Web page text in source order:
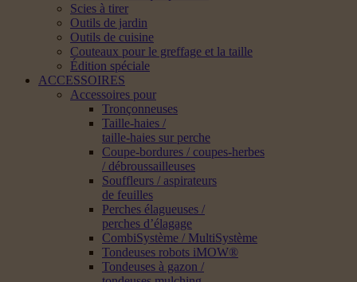
Scies à tirer
Outils de jardin
Outils de cuisine
Couteaux pour le greffage et la taille
Édition spéciale
ACCESSOIRES
Accessoires pour
Tronçonneuses
Taille-haies /
taille-haies sur perche
Coupe-bordures / coupes-herbes
/ débroussailleuses
Souffleurs / aspirateurs
de feuilles
Perches élagueuses /
perches d’élagage
CombiSystème / MultiSystème
Tondeuses robots iMOW®
Tondeuses à gazon /